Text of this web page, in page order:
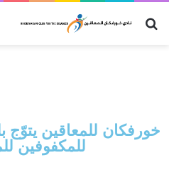
خورفكان للمعاقين
للمكفوفين